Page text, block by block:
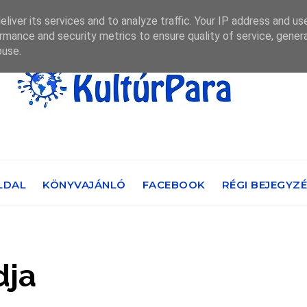
KÖNYVAJÁNLÓ FACEBOOK RÉGI
its services and to analyze traffic. Your IP address and
and security metrics to ensure quality of service,